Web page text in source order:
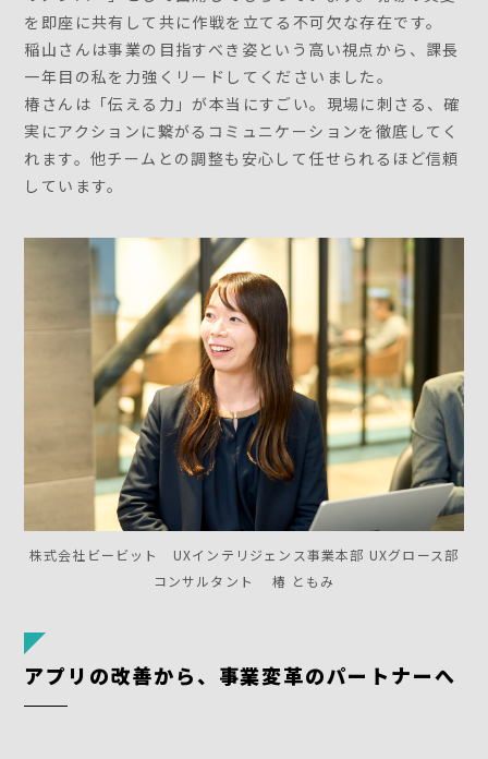
を即座に共有して共に作戦を立てる不可欠な存在です。
稲山さんは事業の目指すべき姿という高い視点から、課長
一年目の私を力強くリードしてくださいました。
椿さんは「伝える力」が本当にすごい。現場に刺さる、確
実にアクションに繋がるコミュニケーションを徹底してく
れます。他チームとの調整も安心して任せられるほど信頼
しています。
株式会社ビービット UXインテリジェンス事業本部 UXグロース部
コンサルタント 椿 ともみ
アプリの改善から、事業変革のパートナーへ